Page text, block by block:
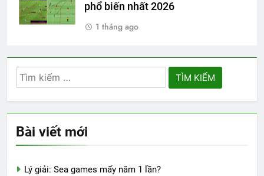
phổ biến nhất 2026
1 tháng ago
Tìm
kiếm
Bài viết mới
Lý giải: Sea games mấy năm 1 lần?